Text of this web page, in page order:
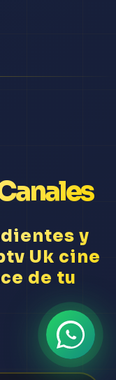
y
Uk cine
de tu